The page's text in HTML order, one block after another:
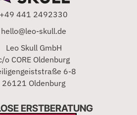
+49 441 2492330
hello@leo-skull.de
Leo Skull GmbH
o CORE Oldenburg
6-8
26121 Oldenburg
ERSTBERATUNG